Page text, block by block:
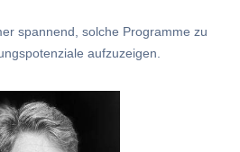
spannend, solche Programme zu
aufzuzeigen.